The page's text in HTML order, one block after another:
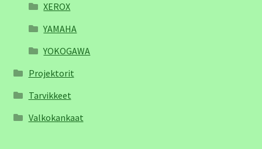
XEROX
YAMAHA
YOKOGAWA
Projektorit
Tarvikkeet
Valkokankaat